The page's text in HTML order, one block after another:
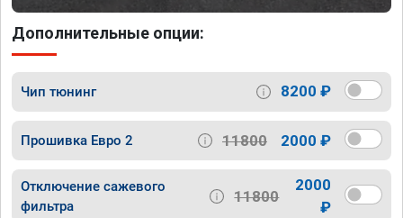
Дополнительные опции:
Чип тюнинг 8200 ₽
Прошивка Евро 2 11800 2000 ₽
Отключение сажевого
фильтра
11800
2000
₽